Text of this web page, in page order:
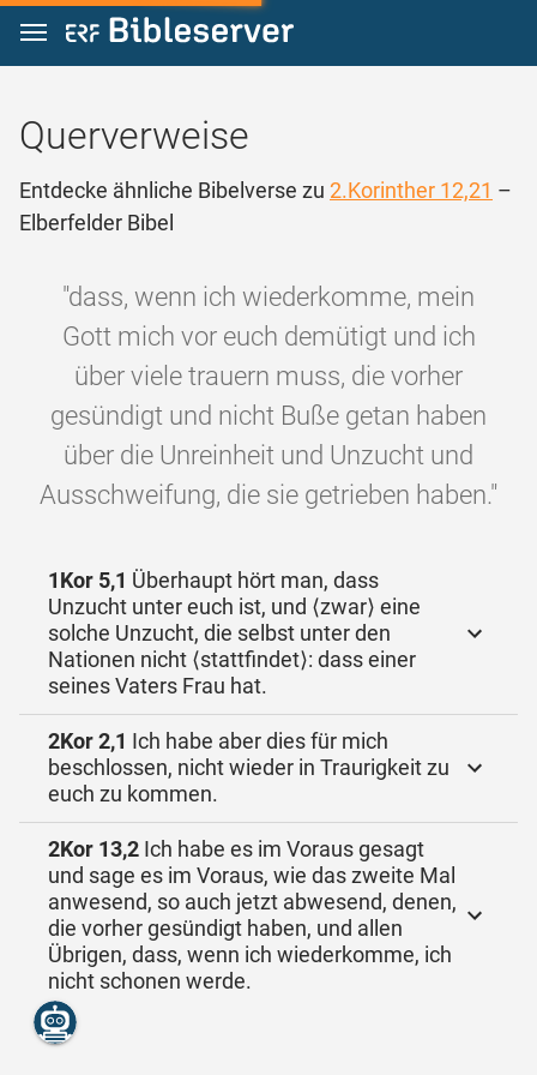
Zum Inhalt springen
Querverweise
Entdecke ähnliche Bibelverse zu 2.Korinther 12,21 –
Elberfelder Bibel
"dass, wenn ich wiederkomme, mein
Gott mich vor euch demütigt und ich
über viele trauern muss, die vorher
gesündigt und nicht Buße getan haben
über die Unreinheit und Unzucht und
Ausschweifung, die sie getrieben haben."
1Kor 5,1 Überhaupt hört man, dass
Unzucht unter euch ist, und ⟨zwar⟩ eine
solche Unzucht, die selbst unter den
Nationen nicht ⟨stattfindet⟩: dass einer
seines Vaters Frau hat.
2Kor 2,1 Ich habe aber dies für mich
beschlossen, nicht wieder in Traurigkeit zu
euch zu kommen.
2Kor 13,2 Ich habe es im Voraus gesagt
und sage es im Voraus, wie das zweite Mal
anwesend, so auch jetzt abwesend, denen,
die vorher gesündigt haben, und allen
Übrigen, dass, wenn ich wiederkomme, ich
nicht schonen werde.